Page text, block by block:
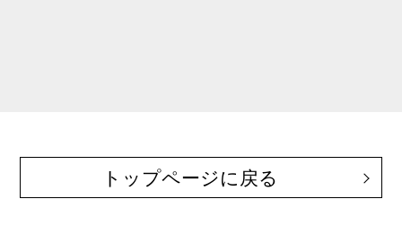
トップページに戻る